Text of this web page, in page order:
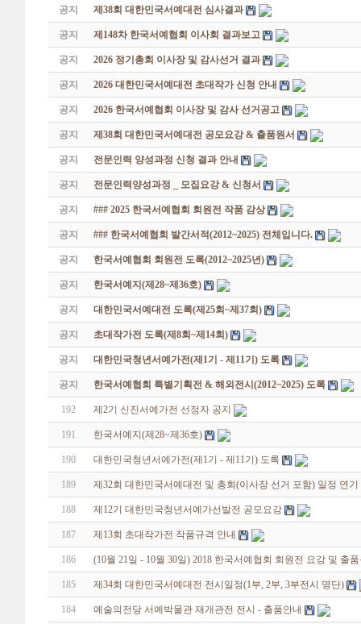
공지 제38회 대한민국서예대전 심사결과
공지 제148차 한국서예협회 이사회 결과보고
공지 2026 정기총회 이사장 및 감사선거 결과
공지 2026 대한민국서예대전 초대작가 신청 안내
공지 2026 한국서예협회 이사장 및 감사 선거공고
공지 제38회 대한민국서예대전 공모요강 & 출품원서
공지 전문인력 양성과정 신청 결과 안내
공지 전문인력양성과정 _ 모집요강 & 신청서
공지 ### 2025 한국서예협회 회원전 작품 감상
공지 ### 한국서예협회 발간서적(2012~2025) 전체입니다.
공지 한국서예협회 회원전 도록(2012~2025년)
공지 한국서예지(제28~제36호)
공지 대한민국서예대전 도록(제25회~제37회)
공지 초대작가전 도록(제8회~제14회)
공지 대한민국청년서예가전(제1기 - 제11기) 도록
공지 한국서예협회 특별기획전 & 해외전시(2012~2025) 도록
192 제2기 신진서예가전 선정자 공지
191 한국서예지(제28~제36호)
190 대한민국청년서예가전(제1기 - 제11기) 도록
189 제32회 대한민국서예대전 및 총회(이사장 선거 포함) 일정 연기
188 제12기 대한민국청년서예가선발전 공모요강
187 제13회 초대작가전 작품규격 안내
186 (10월 21일 - 10월 30일) 2018 한국서예협회 회원전 요강 및 출
185 제34회 대한민국서예대전 전시일정(1부, 2부, 3부전시 명단)
184 예술의전당 서예박물관 재개관전 전시 - 출품안내